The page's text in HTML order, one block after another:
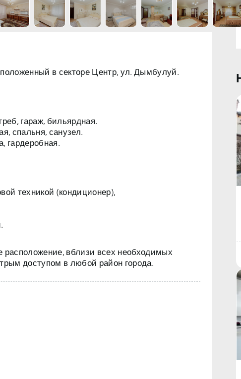
в секторе Центр, ул.Дымбулуй
гараж, бильярдная.
спальня, санузел.
гардеробная.
техникой (кондиционер),
расположение, вблизи всех необходимых
доступом в любой район города.